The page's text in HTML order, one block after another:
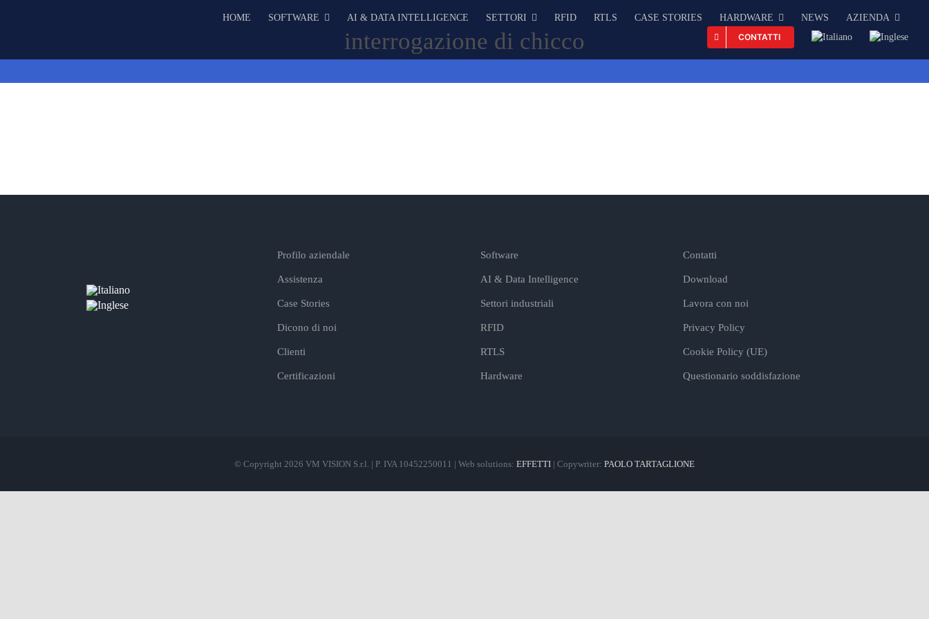
HOME SOFTWARE AI & DATA INTELLIGENCE SETTORI RFID RTLS CASE STORIES HARDWARE NEWS
AZIENDA
CONTATTI
interrogazione di chicco
Profilo aziendale
Assistenza
Case Stories
Dicono di noi
Clienti
Certificazioni
Software
AI & Data Intelligence
Settori industriali
RFID
RTLS
Hardware
Contatti
Download
Lavora con noi
Privacy Policy
Cookie Policy (UE)
Questionario soddisfazione
© Copyright 2026 VM VISION S.r.l. | P. IVA 10452250011 | Web solutions: EFFETTI | Copywriter: PAOLO TARTAGLIONE